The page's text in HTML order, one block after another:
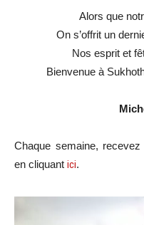
Alors que
On s’offrit un
Nos esprit et
Bienvenue à
Chaque semaine,
en cliquant ici.